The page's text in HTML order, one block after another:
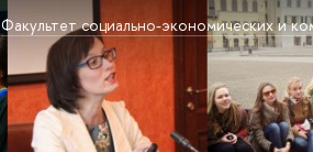
Факультет социально-экономических и